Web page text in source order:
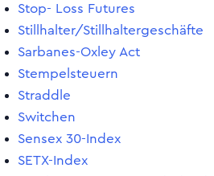
Stop- Loss Futures
Stillhalter/Stillhaltergeschäfte
Sarbanes-Oxley Act
Stempelsteuern
Straddle
Switchen
Sensex 30-Index
SETX-Index